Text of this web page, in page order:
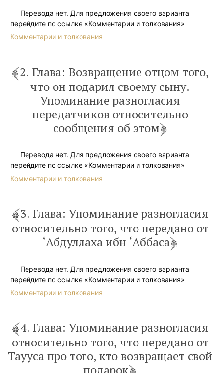
Перевода нет. Для предложения своего варианта
перейдите по ссылке «Комментарии и толкования»
Комментарии и толкования
2. Глава: Возвращение отцом того,
что он подарил своему сыну.
Упоминание разногласия
передатчиков относительно
сообщения об этом
Перевода нет. Для предложения своего варианта
перейдите по ссылке «Комментарии и толкования»
Комментарии и толкования
3. Глава: Упоминание разногласия
относительно того, что передано от
‘Абдуллаха ибн ‘Аббаса
Перевода нет. Для предложения своего варианта
перейдите по ссылке «Комментарии и толкования»
Комментарии и толкования
4. Глава: Упоминание разногласия
относительно того, что передано от
Таууса про того, кто возвращает свой
подарок